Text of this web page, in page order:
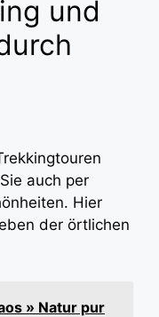
und
auch per
Hier
der örtlichen
» Natur pur